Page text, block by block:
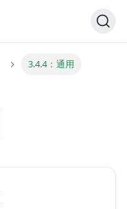
3.4.4：通用